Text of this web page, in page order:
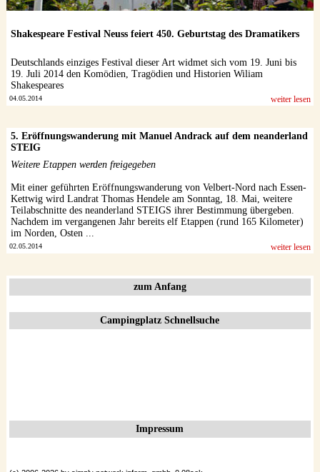
Shakespeare Festival Neuss feiert 450. Geburtstag des Dramatikers
Deutschlands einziges Festival dieser Art widmet sich vom 19. Juni bis
19. Juli 2014 den Komödien, Tragödien und Historien Wiliam
Shakespeares
04.05.2014 weiter lesen
5. Eröffnungswanderung mit Manuel Andrack auf dem neanderland
STEIG
Weitere Etappen werden freigegeben
Mit einer geführten Eröffnungswanderung von Velbert-Nord nach Essen-
Kettwig wird Landrat Thomas Hendele am Sonntag, 18. Mai, weitere
Teilabschnitte des neanderland STEIGS ihrer Bestimmung übergeben.
Nachdem im vergangenen Jahr bereits elf Etappen (rund 165 Kilometer)
im Norden, Osten ...
02.05.2014 weiter lesen
zum Anfang
Campingplatz Schnellsuche
Impressum